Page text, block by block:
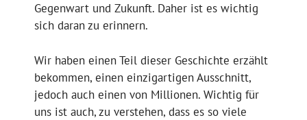
Gegenwart und Zukunft. Daher ist es wichtig
sich daran zu erinnern.
Wir haben einen Teil dieser Geschichte erzählt
bekommen, einen einzigartigen Ausschnitt,
jedoch auch einen von Millionen. Wichtig für
uns ist auch, zu verstehen, dass es so viele